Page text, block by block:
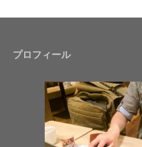
プロフィール